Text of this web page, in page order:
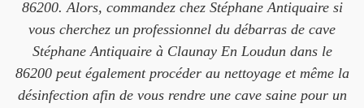
86200. Alors, commandez chez Stéphane Antiquaire si
vous cherchez un professionnel du débarras de cave
Stéphane Antiquaire à Claunay En Loudun dans le
86200 peut également procéder au nettoyage et même la
désinfection afin de vous rendre une cave saine pour un